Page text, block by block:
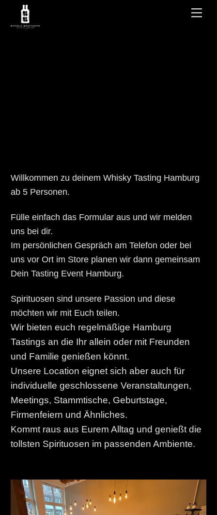
Willkommen zu deinem Whisky Tasting Hamburg
ab 5 Personen.
Fülle einfach das Formular aus und wir melden
uns bei dir.
Im persönlichen Gespräch am Telefon oder bei
uns vor Ort im Store planen wir dann gemeinsam
Dein Tasting Event Hamburg.
Spirituosen sind unsere Passion und diese
möchten wir mit Euch teilen.
Wir bieten euch regelmäßige Hamburg
Tastings an die Ihr allein oder mit Freunden
und Familie genießen könnt.
Unsere Location eignet sich aber auch für
individuelle geschlossene Veranstaltungen,
Meetings, Stammtische, Geburtstage,
Firmenfeiern und Ähnliches.
Kommt raus aus Eurem Alltag und genießt die
tollsten Spirituosen im passenden Ambiente.